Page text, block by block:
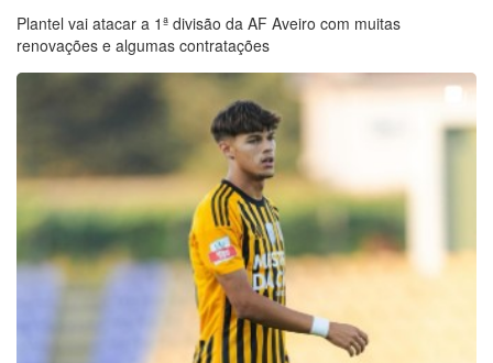
Plantel vai atacar a 1ª divisão da AF Aveiro com muitas
renovações e algumas contratações